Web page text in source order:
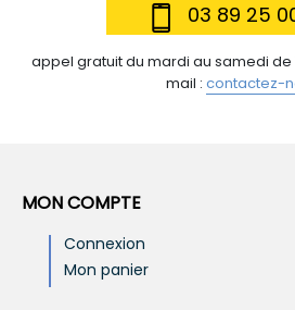
03 89 25
appel gratuit du mardi au samedi de
mail : contactez-
MON COMPTE
Connexion
Mon panier